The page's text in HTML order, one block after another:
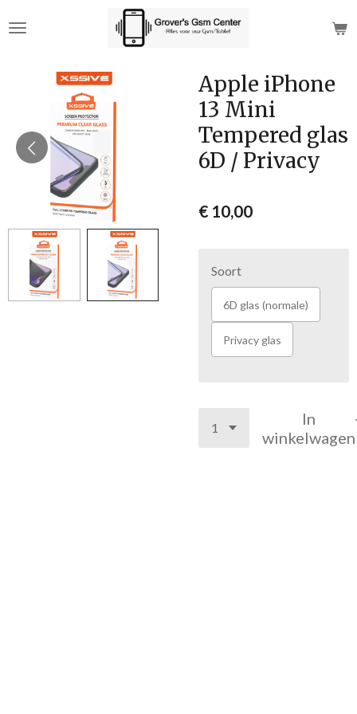
direct
hoofdinhoud
Apple iPhone
13 Mini
Tempered glas
6D / Privacy
€ 10,00
Soort
6D glas (normale)
Privacy glas
In
winkelwagen